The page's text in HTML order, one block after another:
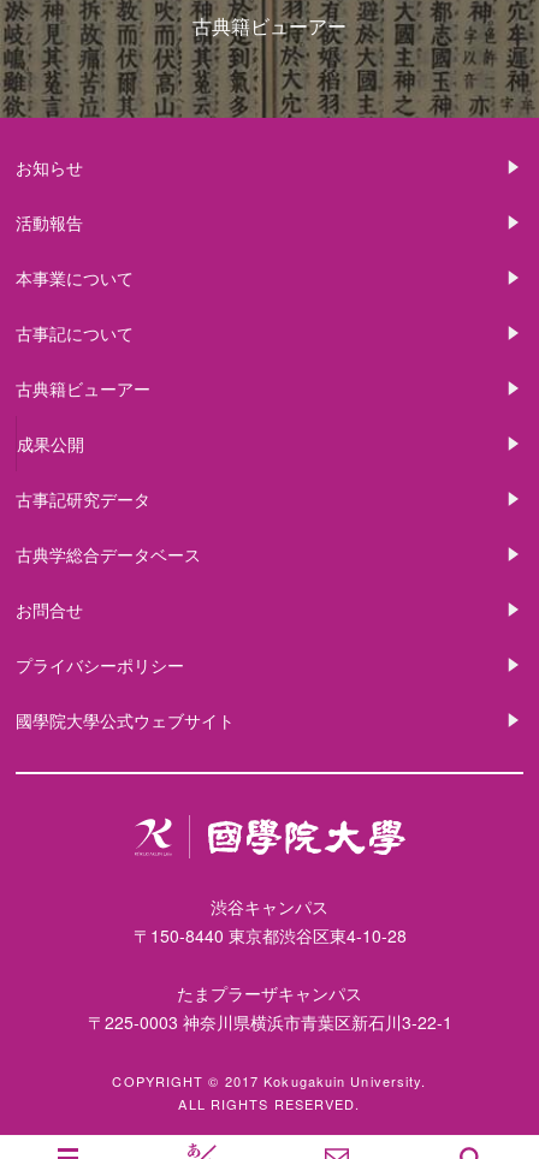
古典籍ビューアー
お知らせ
活動報告
本事業について
古事記について
古典籍ビューアー
成果公開
古事記研究データ
古典学総合データベース
お問合せ
プライバシーポリシー
國學院大學公式ウェブサイト
渋谷キャンパス
〒150-8440 東京都渋谷区東4-10-28
たまプラーザキャンパス
〒225-0003 神奈川県横浜市青葉区新石川3-22-1
COPYRIGHT © 2017 Kokugakuin University.
ALL RIGHTS RESERVED.